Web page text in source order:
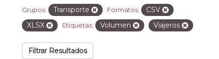
Grupos: Transporte Formatos:
CSV
XLSX
Etiquetas: Volumen Viajeros
Filtrar Resultados